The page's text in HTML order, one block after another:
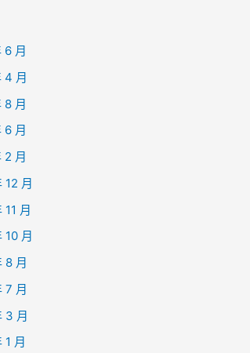
6 月
4 月
8 月
6 月
2 月
12 月
月
10 月
8 月
7 月
3 月
月